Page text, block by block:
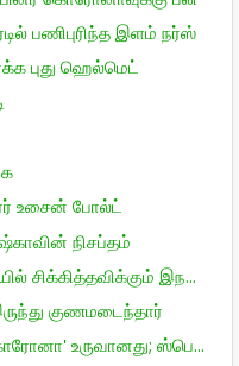
பணிபுரிந்த இளம் நர்ஸ்
புது ஹெல்மெட்
உசைன் போல்ட்
நிசப்தம்
சிக்கித்தவிக்கும் இந...
குணமடைந்தார்
உருவானது; ஸ்பெ...